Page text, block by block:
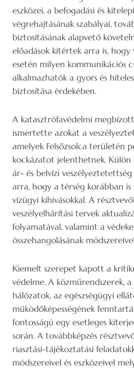
eszközei, a befogadási és
végrehajtásának szabályai,
biztosításának alapvető
előadások kitértek arra is, hogy
esetén milyen kommunikációs
alkalmazhatók a gyors és
biztosítása érdekében.
A katasztrófavédelmi
ismertette azokat a
amelyek Felsőzsolca területén
kockázatot jelenthetnek.
ár- és belvízi
arra, hogy a térség korábban is
vízügyi kihívásokkal. A
veszélyelhárítási tervek
folyamatával, valamint a
összehangolásának
Kiemelt szerepet kapott a
védelme. A közműrendszerek, a
hálózatok, az egészségügyi
működőképességének
fontosságú egy esetleges
során. A továbbképzés
riasztási-tájékoztatási
módszereivel és eszközeivel